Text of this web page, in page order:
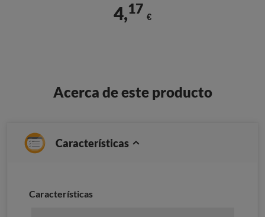
4,17
€
Acerca de este producto
Características
Caracterí­sticas